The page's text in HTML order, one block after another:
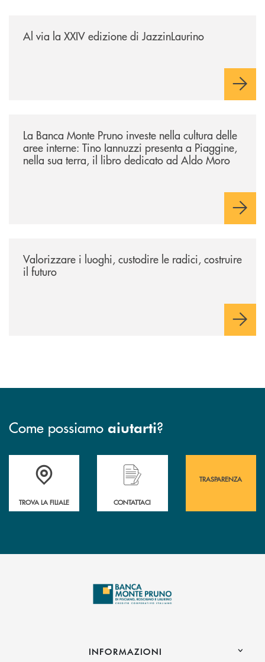
Al via la XXIV edizione di JazzinLaurino
La Banca Monte Pruno investe nella cultura delle
aree interne: Tino Iannuzzi presenta a Piaggine,
nella sua terra, il libro dedicato ad Aldo Moro
Valorizzare i luoghi, custodire le radici, costruire
il futuro
Come possiamo aiutarti?
Accedi all' elenco completo&nbsp; delle&nbsp; filiali&nbsp; di Banca
TROVA LA FILIALE
Hai bisogno di assistenza immediata?
CONTATTACI
TRASPARENZA
INFORMAZIONI